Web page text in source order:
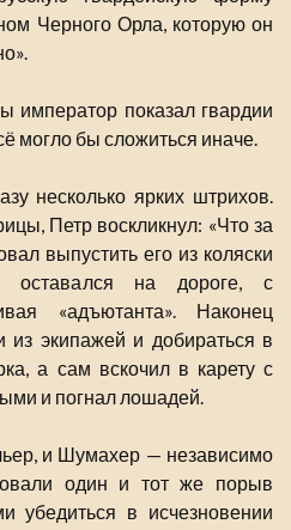
Черного Орла, которую он
показал гвардии
могло бы сложиться иначе.
несколько ярких штрихов.
Петр воскликнул: «Что за
выпустить его из коляски
оставался на дороге, с
«адъютанта». Наконец
экипажей и добираться в
а сам вскочил в карету с
и погнал лошадей.
и Шумахер — независимо
один и тот же порыв
убедиться в исчезновении